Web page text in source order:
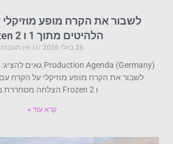
לשבור את הקרח מופע
הלהיטים מתוך 1 ו Frozen 2
26 ביולי 2026
אין תגובות
ו Frozen 2 הצלחה מסחררת ב-20
קרא עוד »